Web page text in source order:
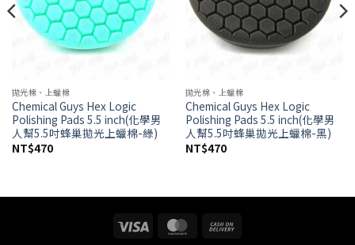
拋光棉、上蠟棉
Chemical Guys Hex Logic
Polishing Pads 5.5 inch(化學男
人幫5.5吋蜂巢拋光上蠟棉-綠)
NT$470
拋光棉、上蠟棉
Chemical Guys Hex Logic
Polishing Pads 5.5 inch(化學男
人幫5.5吋蜂巢拋光上蠟棉-黑)
NT$470
Visa MasterCard